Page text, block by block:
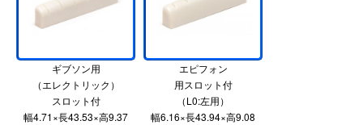
ギブソン用
（エレクトリック）
スロット付
幅4.71×長43.53×高9.37
エピフォン
用スロット付
（L0:左用）
幅6.16×長43.94×高9.08